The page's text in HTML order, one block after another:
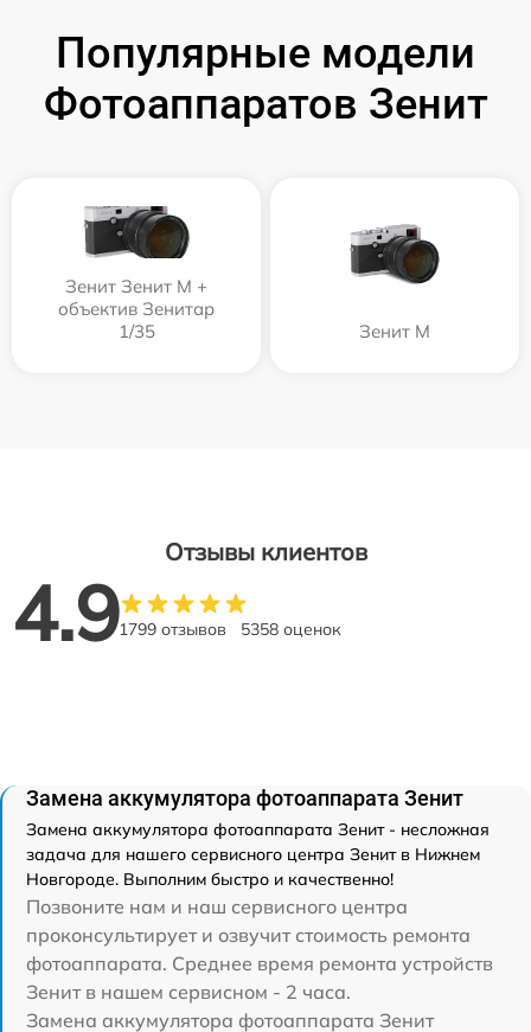
Популярные модели
Фотоаппаратов Зенит
Зенит Зенит М +
объектив Зенитар
1/35
Зенит M
Отзывы клиентов
4.91799 отзывов 5358 оценок
Замена аккумулятора фотоаппарата Зенит
Замена аккумулятора фотоаппарата Зенит - несложная
задача для нашего сервисного центра Зенит в Нижнем
Новгороде. Выполним быстро и качественно!
Позвоните нам и наш сервисного центра
проконсультирует и озвучит стоимость ремонта
фотоаппарата. Среднее время ремонта устройств
Зенит в нашем сервисном - 2 часа.
Замена аккумулятора фотоаппарата Зенит